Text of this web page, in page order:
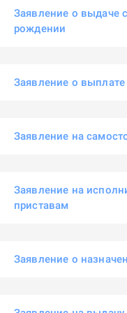
Заявление о выдаче
рождении
Заявление о
Заявление на
Заявление на
приставам
Заявление о